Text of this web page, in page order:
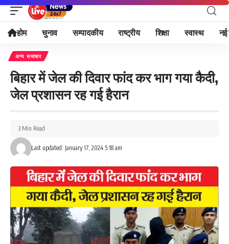
होम चुनाव सम्पादकीय राष्ट्रीय शिक्षा स्वास्थ नई
अन्य समाचार
बिहार में जेल की दिवार फांद कर भाग गया कैदी,
जेल प्रशासन रह गई हैरान
Last updated: January 17, 2024 5:18 am
3 Min Read